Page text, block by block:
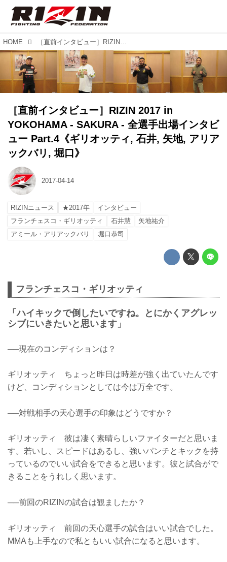
HOME ［直前インタビュー］RIZIN 2017 in YOKOHAMA - SAKURA - 全選手出場インタビュー Part.4《ギリオッティ, 石井, 矢地, アリアックバリ, 堀口》
［直前インタビュー］RIZIN 2017 in
YOKOHAMA - SAKURA - 全選手出場インタビ
ュー Part.4《ギリオッティ, 石井, 矢地, アリア
ックバリ, 堀口》
2017-04-14
RIZINニュース ★2017年
インタビュー
フランチェスコ・ギリオッティ
石井慧
矢地祐介
アミール・アリアックバリ
堀口恭司
フランチェスコ・ギリオッティ
「ハイキックで倒したいですね。とにかくアグレッ
シブにいきたいと思います」
──現在のコンディションは？
ギリオッティ ちょっと昨日は時差が強く出ていたんです
けど、コンディションとしては今は万全です。
──対戦相手の天心選手の印象はどうですか？
ギリオッティ 彼は凄く素晴らしいファイターだと思いま
す。若いし、スピードはあるし、強いパンチとキックを持
っているのでいい試合をできると思います。彼と試合がで
きることをうれしく思います。
──前回のRIZINの試合は観ましたか？
ギリオッティ 前回の天心選手の試合はいい試合でした。
MMAも上手なので私ともいい試合になると思います。